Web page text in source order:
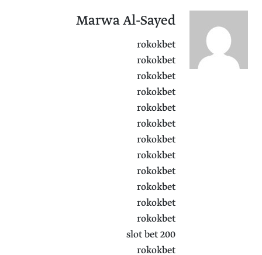
Marwa Al-Sayed
rokokbet
rokokbet
rokokbet
rokokbet
rokokbet
rokokbet
rokokbet
rokokbet
rokokbet
rokokbet
rokokbet
rokokbet
slot bet 200
rokokbet